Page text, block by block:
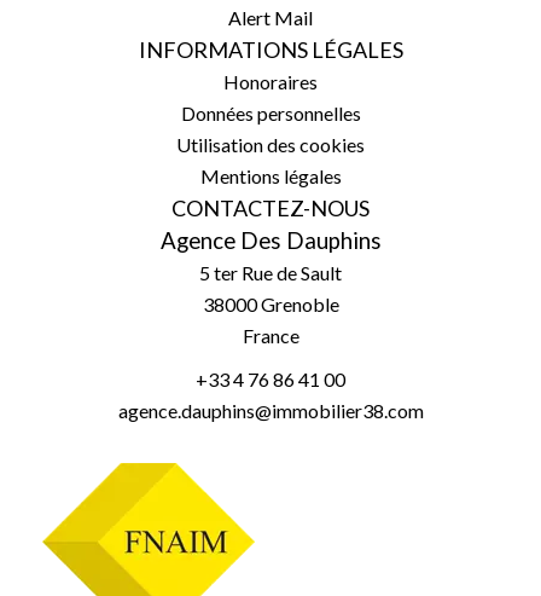
Alert Mail
INFORMATIONS LÉGALES
Honoraires
Données personnelles
Utilisation des cookies
Mentions légales
CONTACTEZ-NOUS
Agence Des Dauphins
5 ter Rue de Sault
38000Grenoble
France
+33 4 76 86 41 00
agence.dauphins@immobilier38.com